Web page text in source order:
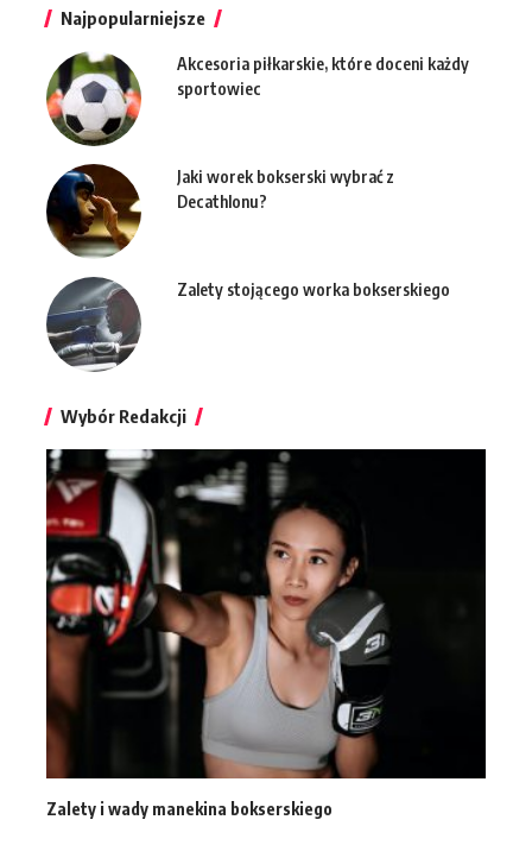
Najpopularniejsze
Akcesoria piłkarskie, które doceni każdy
sportowiec
Jaki worek bokserski wybrać z
Decathlonu?
Zalety stojącego worka bokserskiego
Wybór Redakcji
Zalety i wady manekina bokserskiego